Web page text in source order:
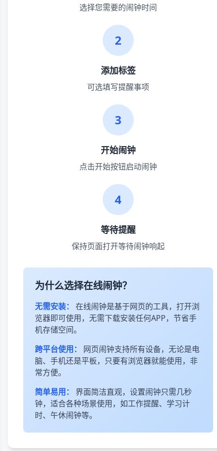
选择您需要的闹钟时间
2
添加标签
可选填写提醒事项
3
开始闹钟
点击开始按钮启动闹钟
4
等待提醒
保持页面打开等待闹钟响起
为什么选择在线闹钟？
无需安装：
在线闹钟是基于网页的工具，打开浏
览器即可使用，无需下载安装任何APP，节省手
机存储空间。
跨平台使用：
网页闹钟支持所有设备，无论是电
脑、手机还是平板，只要有浏览器就能使用，非
常方便。
简单易用：
界面简洁直观，设置闹钟只需几秒
钟，适合各种场景使用，如工作提醒、学习计
时、午休闹钟等。